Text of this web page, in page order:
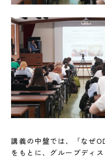
講義の中盤では、「なぜ
をもとに、グループディ